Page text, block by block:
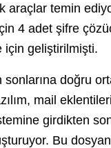
araçlar temin
4 adet şifre
için geliştirilmişti.
sonlarına doğru
mail
girdikten
Bu